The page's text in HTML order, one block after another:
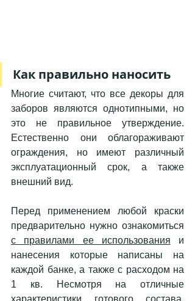
Как правильно наносить
Многие считают, что все декоры для
заборов являются однотипными, но
это не правильное утверждение.
Естественно они облагораживают
ограждения, но имеют различный
эксплуатационный срок, а также
внешний вид.
Перед применением любой краски
предварительно нужно
с правилами ее использования и
нанесения которые написаны на
каждой банке, а также с расходом на
1 кв. Несмотря на отличные
характеристики готового состава,